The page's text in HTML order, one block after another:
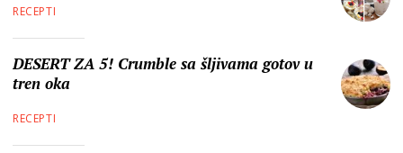
RECEPTI
DESERT ZA 5! Crumble sa šljivama gotov u
tren oka
RECEPTI